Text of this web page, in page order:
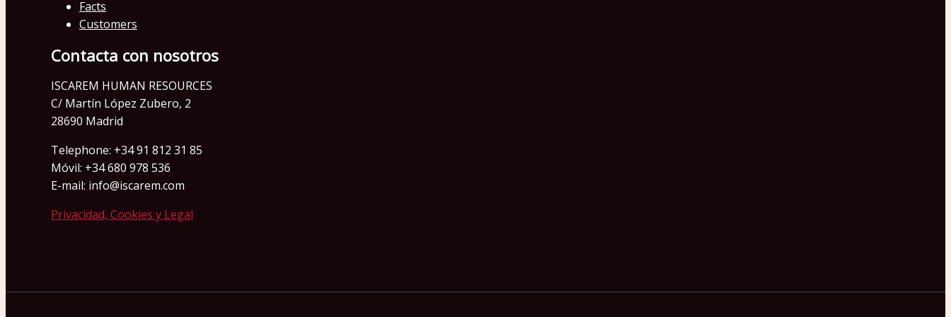
Facts
Customers
Contacta con nosotros
ISCAREM HUMAN RESOURCES
C/ Martín López Zubero, 2
28690 Madrid
Telephone: +34 91 812 31 85
Móvil: +34 680 978 536
E-mail: info@iscarem.com
Privacidad, Cookies y Legal